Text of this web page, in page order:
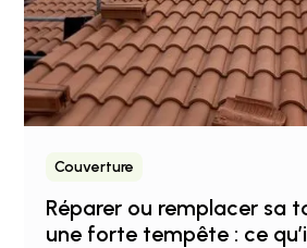
Couverture
Réparer ou remplacer sa
une forte tempête : ce